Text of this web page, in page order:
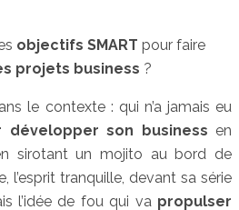
objectifs SMART pour faire
projets business ?
le contexte : qui n’a jamais eu
développer son business en
sirotant un mojito au bord de
l’esprit tranquille, devant sa série
l’idée de fou qui va propulser